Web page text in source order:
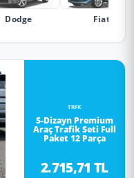
Dodge Fiat
TRFK
S-Dizayn Premium
Araç Trafik Seti Full
Paket 12 Parça
2.715,71 TL